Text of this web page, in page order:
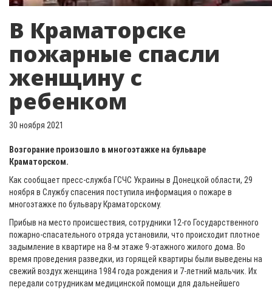
В Краматорске
пожарные спасли
женщину с
ребенком
30 ноября 2021
Возгорание произошло в многоэтажке на бульваре
Краматорском.
Как сообщает пресс-служба ГСЧС Украины в Донецкой области, 29
ноября в Службу спасения поступила информация о пожаре в
многоэтажке по бульвару Краматорскому.
Прибыв на место происшествия, сотрудники 12-го Государственного
пожарно-спасательного отряда установили, что происходит плотное
задымление в квартире на 8-м этаже 9-этажного жилого дома. Во
время проведения разведки, из горящей квартиры были выведены на
свежий воздух женщина 1984 года рождения и 7-летний мальчик. Их
передали сотрудникам медицинской помощи для дальнейшего